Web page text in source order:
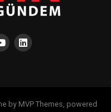
by MVP Themes, powered